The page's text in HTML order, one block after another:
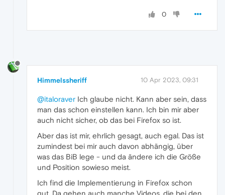
0
Himmelssheriff 10 Apr 2023, 09:31
@italoraver Ich glaube nicht. Kann aber sein, dass
man das schon einstellen kann. Ich bin mir aber
auch nicht sicher, ob das bei Firefox so ist.
Aber das ist mir, ehrlich gesagt, auch egal. Das ist
zumindest bei mir auch davon abhängig, über
was das BiB lege - und da ändere ich die Größe
und Position sowieso meist.
Ich find die Implementierung in Firefox schon
gut. Da gehen auch manche Videos, die bei den